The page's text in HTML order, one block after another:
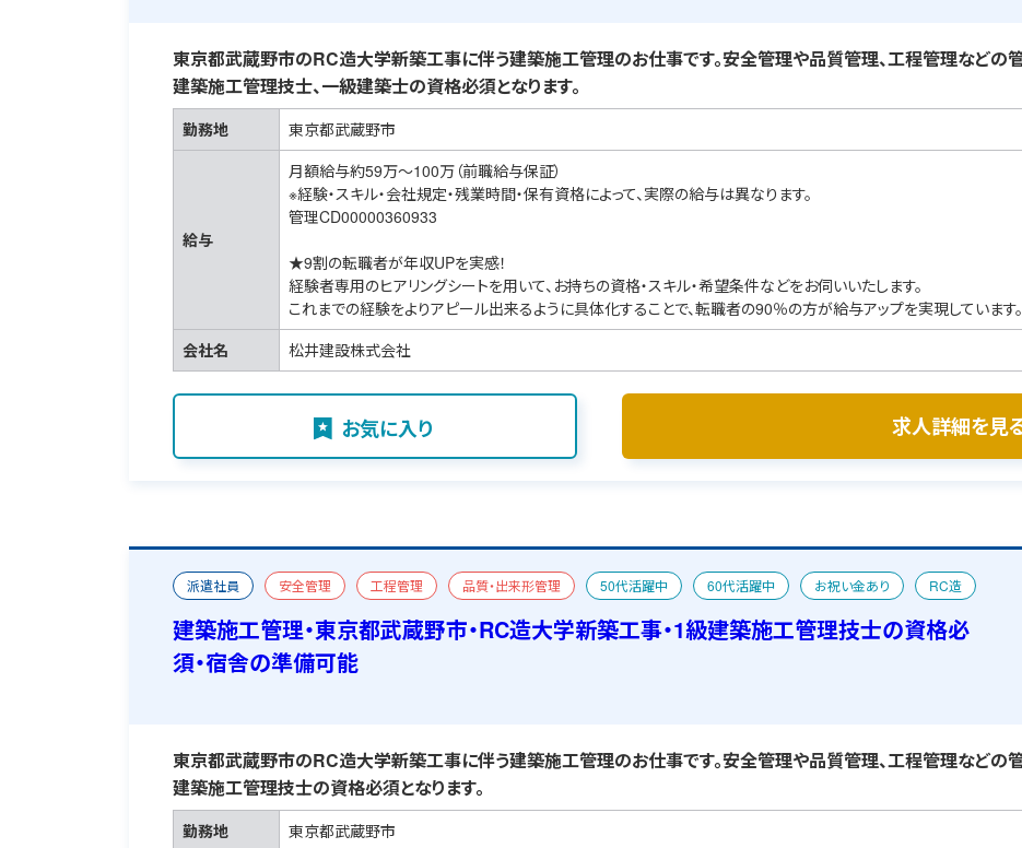
東京都武蔵野市のRC造大学新築工事に伴う建築施工管理のお仕事です。安全管理や品質管理、工程管理などの
建築施工管理技士、一級建築士の資格必須となります。
勤務地 東京都武蔵野市
給与
月額給与約59万～100万（前職給与保証）
※経験・スキル・会社規定・残業時間・保有資格によって、実際の給与は異なります。
管理CD00000360933
★9割の転職者が年収UPを実感！
経験者専用のヒアリングシートを用いて、お持ちの資格・スキル・希望条件などをお伺いいたします。
これまでの経験をよりアピール出来るように具体化することで、転職者の90％の方が給与アップを実現しています。
会社名
松井建設株式会社
お気に入り 求人詳細を見
派遣社員 安全管理 工程管理 品質・出来形管理 50代活躍中 60代活躍中 お祝い金あり
RC造
新築
一級建築施工管理技士 宿舎あり
建築施工管理・東京都武蔵野市・RC造大学新築工事・1級建築施工管理技士の資格必
須・宿舎の準備可能
東京都武蔵野市のRC造大学新築工事に伴う建築施工管理のお仕事です。安全管理や品質管理、工程管理などの
建築施工管理技士の資格必須となります。
勤務地 東京都武蔵野市